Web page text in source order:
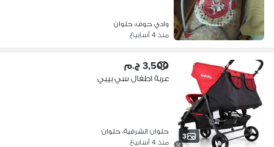
وادي حوف، حلوان
منذ 4 أسابيع
3
3,500 ج.م
عربة اطفال سي بيبي
حلوان الشرقية، حلوان
منذ 4 أسابيع